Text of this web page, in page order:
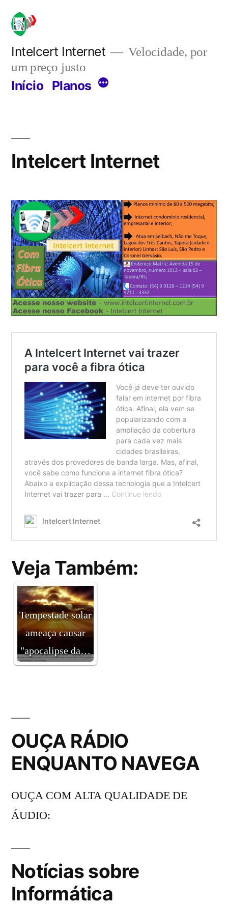
Pular
para
conteúdo
Intelcert Internet
Velocidade, por
um preço justo
Início Planos Mais
Intelcert Internet
Veja Também:
Tempestade solar
ameaça causar
"apocalipse da…
OUÇA RÁDIO
ENQUANTO NAVEGA
OUÇA COM ALTA QUALIDADE DE
ÁUDIO:
Notícias sobre
Informática